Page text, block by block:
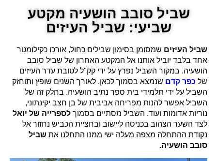
שביל סובב הושעיה מקטע
שביעי: שביל העיזים
שביל העיזים שמסומן בסימון שבילים כחול, אורכו כקילומטר
אחד בלבד יוביל אותנו אל המקטע האחרון של שביל סובב
הושעיה. במקור השביל נפרץ על ידי קק"ל לטובת עדר העיזים
של כפר קדם שנמצא בסמוך לכאן. לאורך השנים שופץ ותוחזק
השביל על ידי תלמידי בית ספר נתיב הושעיה. בחלק זה של
השביל אפשר להנות מפריחה אביבית של בן חצב יקינתוני,
נוריות אדומות ועוד. השביל מסתיים בסמוך לספרייה של יואל
לצד השער הצהוב בכניסה ליישוב ובחציית הכביש נחזור אל
נקודת ההתחלה מצפה מעלה ישי ממנו התחלנו את שביל
סובב הושעיה.